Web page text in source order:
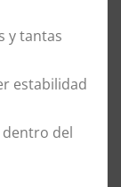
y tantas
estabilidad
dentro del